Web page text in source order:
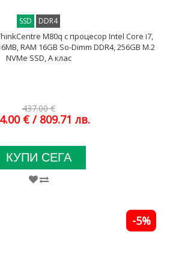
SSD DDR4
M80q с процесор Intel Core i7,
RAM 16GB So-Dimm DDR4, 256GB M.2
NVMe SSD, A клас
437.00 €
€ / 809.71 лв.
КУПИ СЕГА
-5%